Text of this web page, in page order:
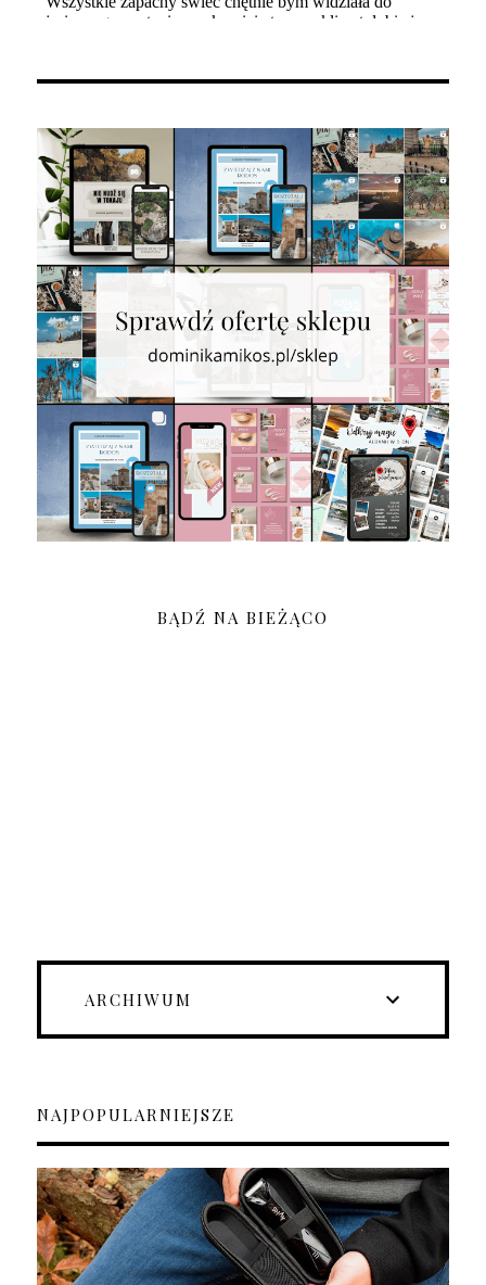
BĄDŹ NA BIEŻĄCO
ARCHIWUM
NAJPOPULARNIEJSZE